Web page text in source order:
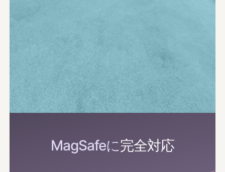
MagSafeに​​完全対​​応